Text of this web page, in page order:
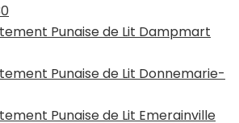
Punaise de Lit Dampmart
Punaise de Lit Donnemarie-
Punaise de Lit Emerainville